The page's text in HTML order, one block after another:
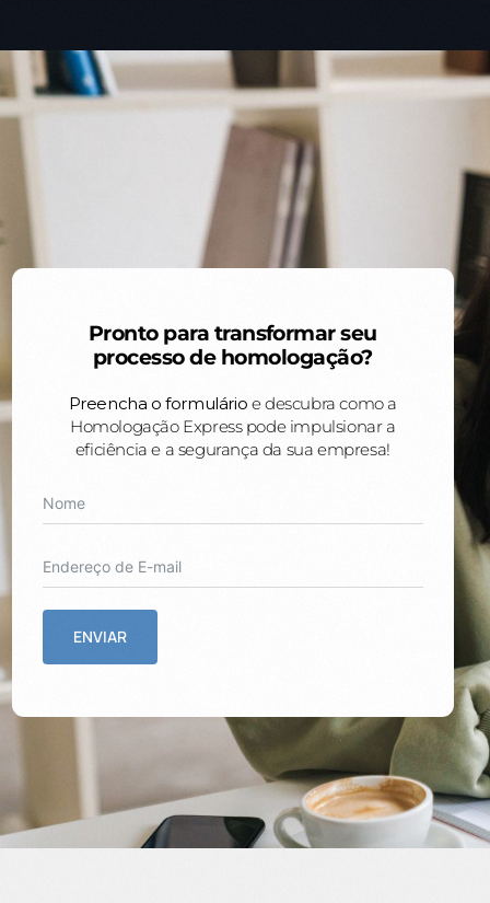
Pronto para transformar seu
processo de homologação?
Preencha o formulário e descubra como a
Homologação Express pode impulsionar a
eficiência e a segurança da sua empresa!
ENVIAR